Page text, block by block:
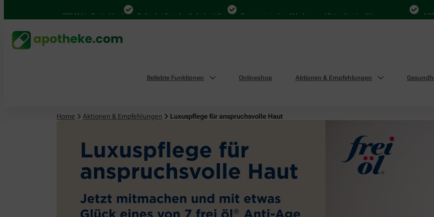
4.000 Mal in Deutschland Online bei Ihrer Apotheke bestellen Bequem zwischen Abholung und Botendienst wählen 4.000 Mal
Beliebte Funktionen Onlineshop Aktionen & Empfehlungen
Home Aktionen & Empfehlungen Luxuspflege für anspruchsvolle Haut